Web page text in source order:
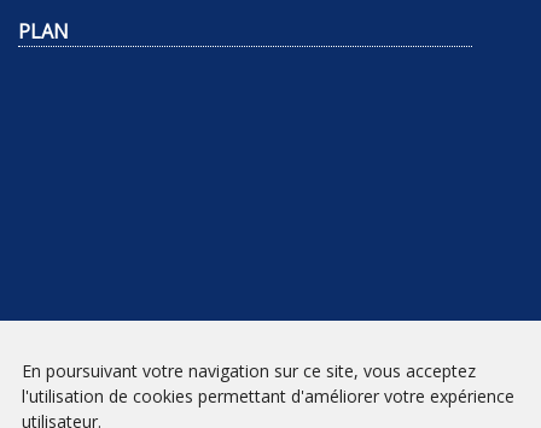
PLAN
NEWSLETTER
En poursuivant votre navigation sur ce site, vous acceptez
l'utilisation de cookies permettant d'améliorer votre expérience
utilisateur.